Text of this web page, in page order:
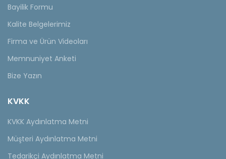
Bayilik Formu
Kalite Belgelerimiz
Firma ve Ürün Videoları
Memnuniyet Anketi
Bize Yazın
KVKK
KVKK Aydınlatma Metni
Müşteri Aydınlatma Metni
Tedarikçi Aydınlatma Metni